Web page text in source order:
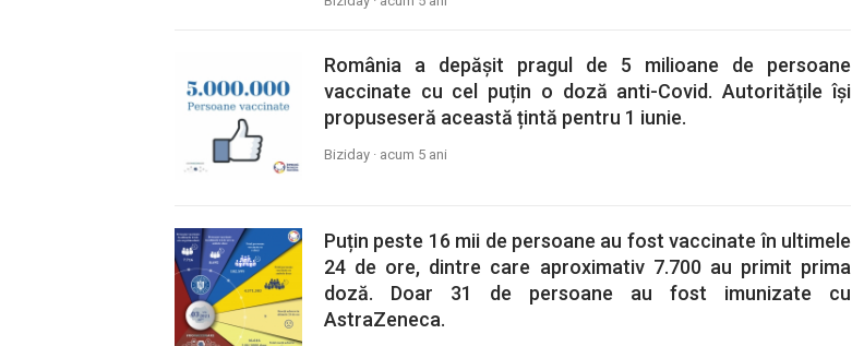
România a depășit pragul de 5 milioane de persoane
vaccinate cu cel puțin o doză anti-Covid. Autoritățile își
propuseseră această țintă pentru 1 iunie.
Biziday · acum 5 ani
Puțin peste 16 mii de persoane au fost vaccinate în ultimele
24 de ore, dintre care aproximativ 7.700 au primit prima
doză. Doar 31 de persoane au fost imunizate cu
AstraZeneca.